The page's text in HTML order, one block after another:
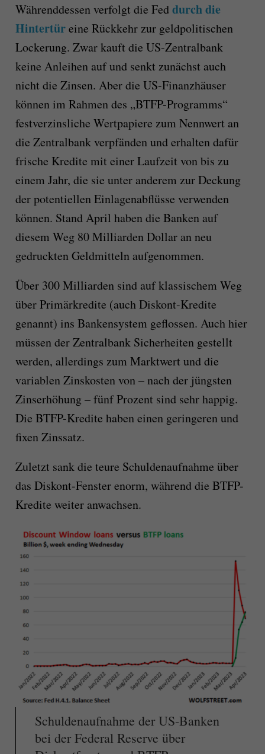
Währenddessen verfolgt die Feddurch die
Hintertüreine Rückkehr zur geldpolitischen
Lockerung. Zwar kauft die US-Zentralbank
keine Anleihen auf und senkt zunächst auch
nicht die Zinsen. Aber die US-Finanzhäuser
können im Rahmen des „BTFP-Programms“
festverzinsliche Wertpapiere zum Nennwert an
die Zentralbank verpfänden und erhalten dafür
frische Kredite mit einer Laufzeit von bis zu
einem Jahr, die sie unter anderem zur Deckung
der potentiellen Einlagenabflüsse verwenden
können. Stand April haben die Banken auf
diesem Weg 80 Milliarden Dollar an neu
gedruckten Geldmitteln aufgenommen.
Über 300 Milliarden sind auf klassischem Weg
über Primärkredite (auch Diskont-Kredite
genannt) ins Bankensystem geflossen. Auch hier
müssen der Zentralbank Sicherheiten gestellt
werden, allerdings zum Marktwert und die
variablen Zinskosten von – nach der jüngsten
Zinserhöhung – fünf Prozent sind sehr happig.
Die BTFP-Kredite haben einen geringeren und
fixen Zinssatz.
Zuletzt sank die teure Schuldenaufnahme über
das Diskont-Fenster enorm, während die BTFP-
Kredite weiter anwachsen.
Schuldenaufnahme der US-Banken
bei der Federal Reserve über